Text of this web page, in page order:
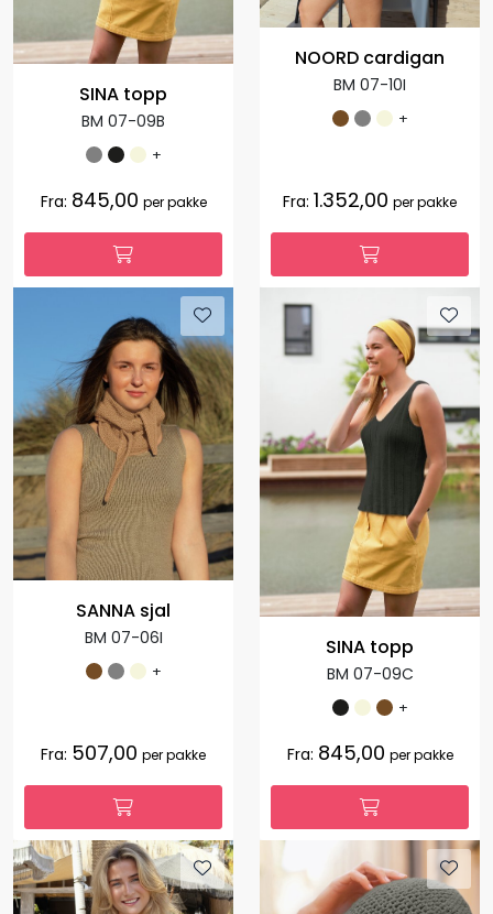
SINA topp
BM 07-09B
+
Fra: 845,00 per pakke
NOORD cardigan
BM 07-10I
+
Fra: 1.352,00 per pakke
SANNA sjal
BM 07-06I
+
Fra: 507,00 per pakke
SINA topp
BM 07-09C
+
Fra: 845,00 per pakke